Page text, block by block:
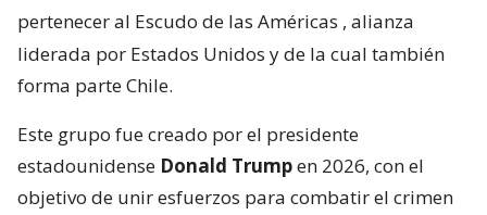
pertenecer al Escudo de las Américas , alianza
liderada por Estados Unidos y de la cual también
forma parte Chile.
Este grupo fue creado por el presidente
estadounidense Donald Trumpen 2026, con el
objetivo de unir esfuerzos para combatir el crimen